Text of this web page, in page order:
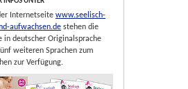
Internetseite www.seelisch-
aufwachsen.de stehen die
in deutscher Originalsprache
weiteren Sprachen zum
zur Verfügung.